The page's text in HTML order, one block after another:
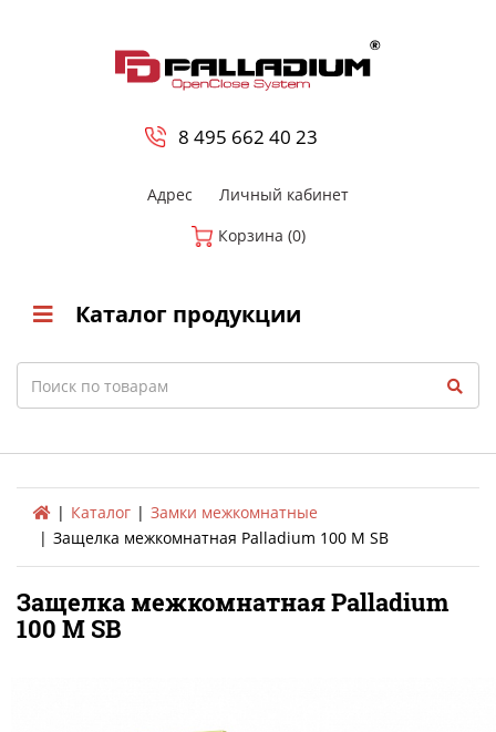
8 495 662 40 23
Адрес
Личный кабинет
Корзина (0)
Каталог продукции
Search
Каталог
Замки межкомнатные
Защелка межкомнатная Palladium 100 M SB
Защелка межкомнатная Palladium
100 M SB